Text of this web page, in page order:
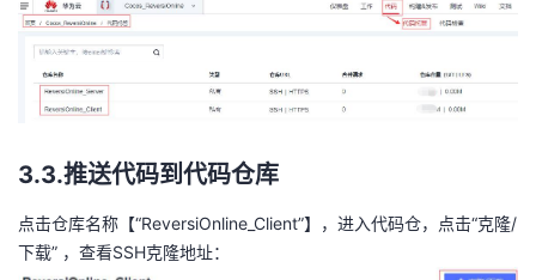
3.3.推送代码到代码仓库
点击仓库名称【“ReversiOnline_Client”】，进入代码仓，点击“克隆/
下载” ，查看SSH克隆地址：